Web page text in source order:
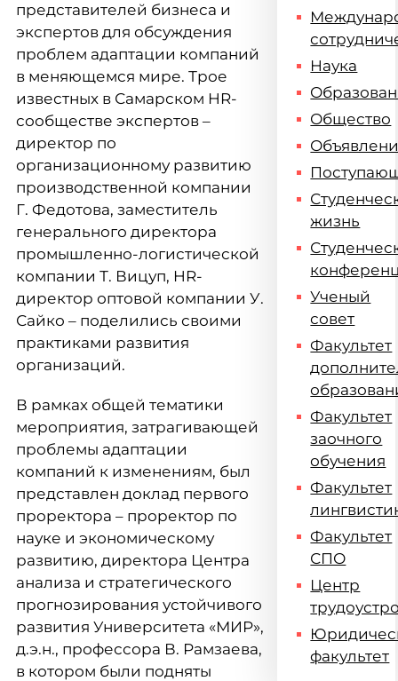
представителей бизнеса и
экспертов для обсуждения
проблем адаптации компаний
в меняющемся мире. Трое
известных в Самарском HR-
сообществе экспертов ‒
директор по
организационному развитию
производственной компании
Г. Федотова, заместитель
генерального директора
промышленно-логистической
компании Т. Вицуп, HR-
директор оптовой компании У.
Сайко ‒ поделились своими
практиками развития
организаций.
В рамках общей тематики
мероприятия, затрагивающей
проблемы адаптации
компаний к изменениям, был
представлен доклад первого
проректора – проректор по
науке и экономическому
развитию, директора Центра
анализа и стратегического
прогнозирования устойчивого
развития Университета «МИР»,
д.э.н., профессора В. Рамзаева,
в котором были подняты
Наука
Общество
жизнь
Ученый
совет
Факультет
Факультет
заочного
обучения
Факультет
Факультет
СПО
Центр
факультет